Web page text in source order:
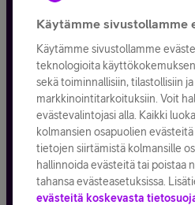
Tietosuoja ja -turva
Tilauksen peruuttaminen
Käyttöehdot
Evästeiden käyttö
Toimitusehdot ja
Käytämme sivustollamme
Käytämme sivustollamme
teknologioita
sekä toiminnallisiin, tilastollisiin ja
markkinointitarkoituksiin. Voit
evästevalintojasi alla. Kaikki
kolmansien osapuolien
tietojen siirtämistä kolmansille
hallinnoida evästeitä tai poistaa
tahansa evästeasetuksissa.
evästeitä koskevasta